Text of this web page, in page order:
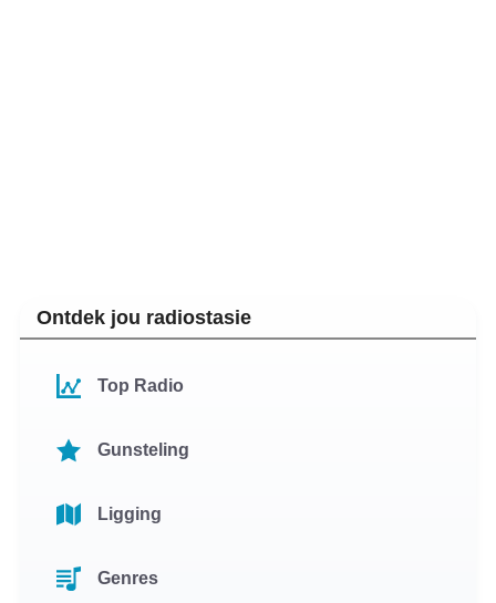
Ontdek jou radiostasie
Top Radio
Gunsteling
Ligging
Genres